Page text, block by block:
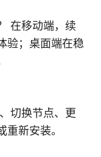
在移动端，续
验；桌面端在稳
切换节点、更
新安装。